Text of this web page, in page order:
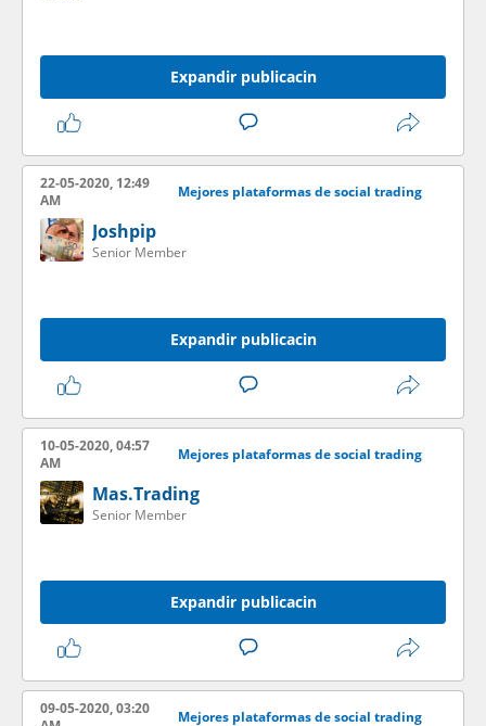
Expandir publicacin
22-05-2020, 12:49
AM
Mejores plataformas de social trading
Joshpip
Senior Member
Expandir publicacin
10-05-2020, 04:57
AM
Mejores plataformas de social trading
Mas.Trading
Senior Member
Expandir publicacin
09-05-2020, 03:20
Mejores plataformas de social trading